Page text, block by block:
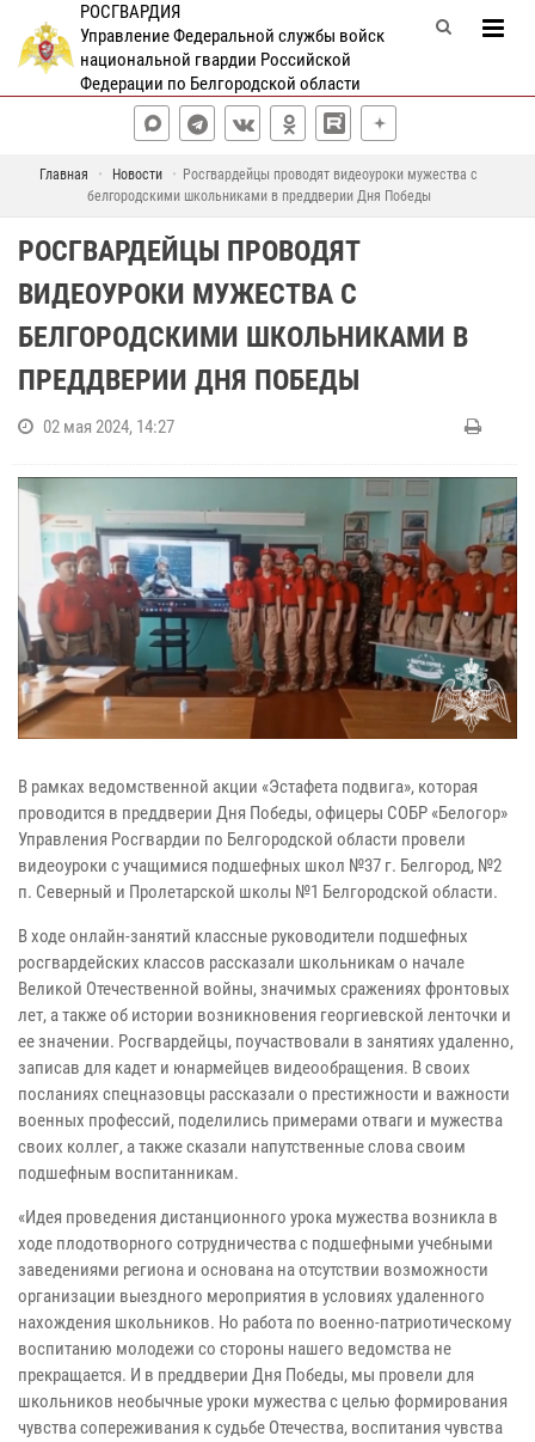
РОСГВАРДИЯ
Управление Федеральной службы войск
национальной гвардии Российской
Федерации по Белгородской области
Главная Новости
Росгвардейцы проводят видеоуроки мужества с
белгородскими школьниками в преддверии Дня Победы
РОСГВАРДЕЙЦЫ ПРОВОДЯТ
ВИДЕОУРОКИ МУЖЕСТВА С
БЕЛГОРОДСКИМИ ШКОЛЬНИКАМИ В
ПРЕДДВЕРИИ ДНЯ ПОБЕДЫ
02 мая 2024, 14:27
В рамках ведомственной акции «Эстафета подвига», которая
проводится в преддверии Дня Победы, офицеры СОБР «Белогор»
Управления Росгвардии по Белгородской области провели
видеоуроки с учащимися подшефных школ №37 г. Белгород, №2
п. Северный и Пролетарской школы №1 Белгородской области.
В ходе онлайн-занятий классные руководители подшефных
росгвардейских классов рассказали школьникам о начале
Великой Отечественной войны, значимых сражениях фронтовых
лет, а также об истории возникновения георгиевской ленточки и
ее значении. Росгвардейцы, поучаствовали в занятиях удаленно,
записав для кадет и юнармейцев видеообращения. В своих
посланиях спецназовцы рассказали о престижности и важности
военных профессий, поделились примерами отваги и мужества
своих коллег, а также сказали напутственные слова своим
подшефным воспитанникам.
«Идея проведения дистанционного урока мужества возникла в
ходе плодотворного сотрудничества с подшефными учебными
заведениями региона и основана на отсутствии возможности
организации выездного мероприятия в условиях удаленного
нахождения школьников. Но работа по военно-патриотическому
воспитанию молодежи со стороны нашего ведомства не
прекращается. И в преддверии Дня Победы, мы провели для
школьников необычные уроки мужества с целью формирования
чувства сопереживания к судьбе Отечества, воспитания чувства